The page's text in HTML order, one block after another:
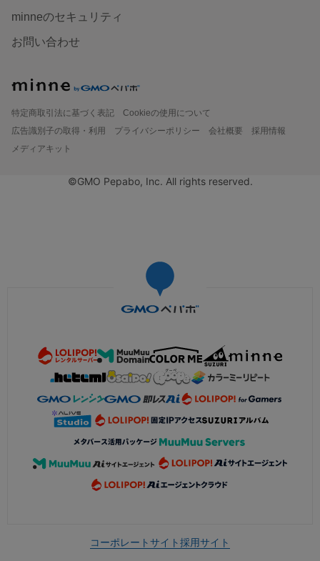
minneのセキュリティ
お問い合わせ
特定商取引法に基づく表記
Cookieの使用について
広告識別子の取得・利用
プライバシーポリシー 会社概要
採用情報
メディアキット
©GMO Pepabo, Inc. All rights reserved.
コーポレートサイト採用サイト